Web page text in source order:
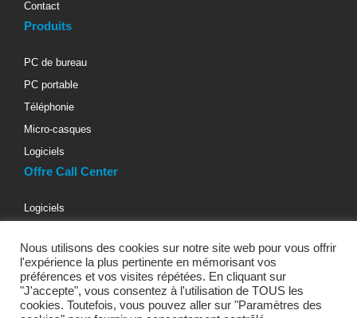
Contact
Produits
PC de bureau
PC portable
Téléphonie
Micro-casques
Logiciels
Offre Call Center
Logiciels
Materiels informatiques
Micro-casques téléphoniques
Bureaux & Fauteuils
Nous utilisons des cookies sur notre site web pour vous offrir
l'expérience la plus pertinente en mémorisant vos
préférences et vos visites répétées. En cliquant sur
"J'accepte", vous consentez à l'utilisation de TOUS les
cookies. Toutefois, vous pouvez aller sur "Paramètres des